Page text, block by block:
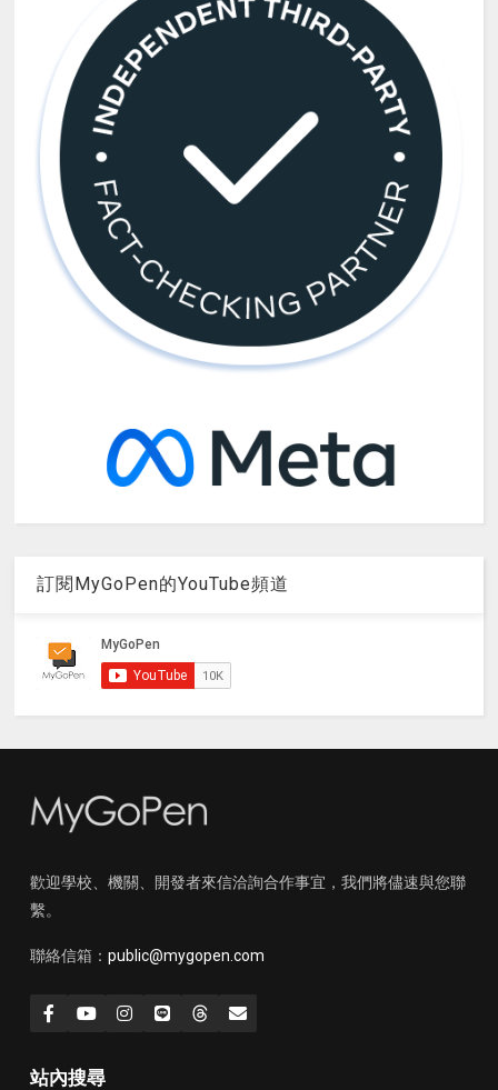
訂閱MyGoPen的YouTube頻道
歡迎學校、機關、開發者來信洽詢合作事宜，我們將儘速與您聯
繫。
聯絡信箱： public@mygopen.com
站內搜尋